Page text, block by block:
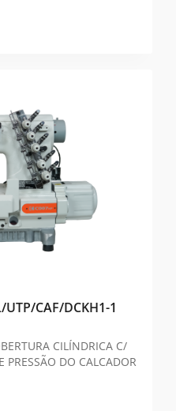
UTP/CAF/DCKH1-1
CILÍNDRICA C/
PRESSÃO DO CALCADOR